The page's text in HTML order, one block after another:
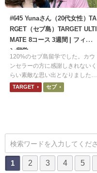
#645 Yunaさん（20代女性）TA
RGET（セブ島）TARGET ULTI
MATE 8コース 3週間 | フィリピ
ン留学
120%のセブ島留学でした。カウ
ンセラーの方に感謝しきれないく
らい素敵な思い出となりました。
アットホームな暖かさがある学校
だったので、ゆっくり自分のペー
TARGET セブ
1 2 3 4 5